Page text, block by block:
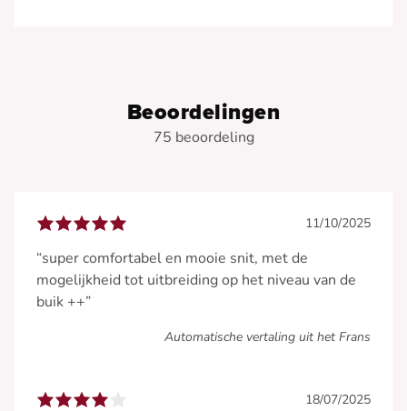
Beoordelingen
75 beoordeling
11/10/2025
“super comfortabel en mooie snit, met de
mogelijkheid tot uitbreiding op het niveau van de
buik ++”
Automatische vertaling uit het Frans
18/07/2025